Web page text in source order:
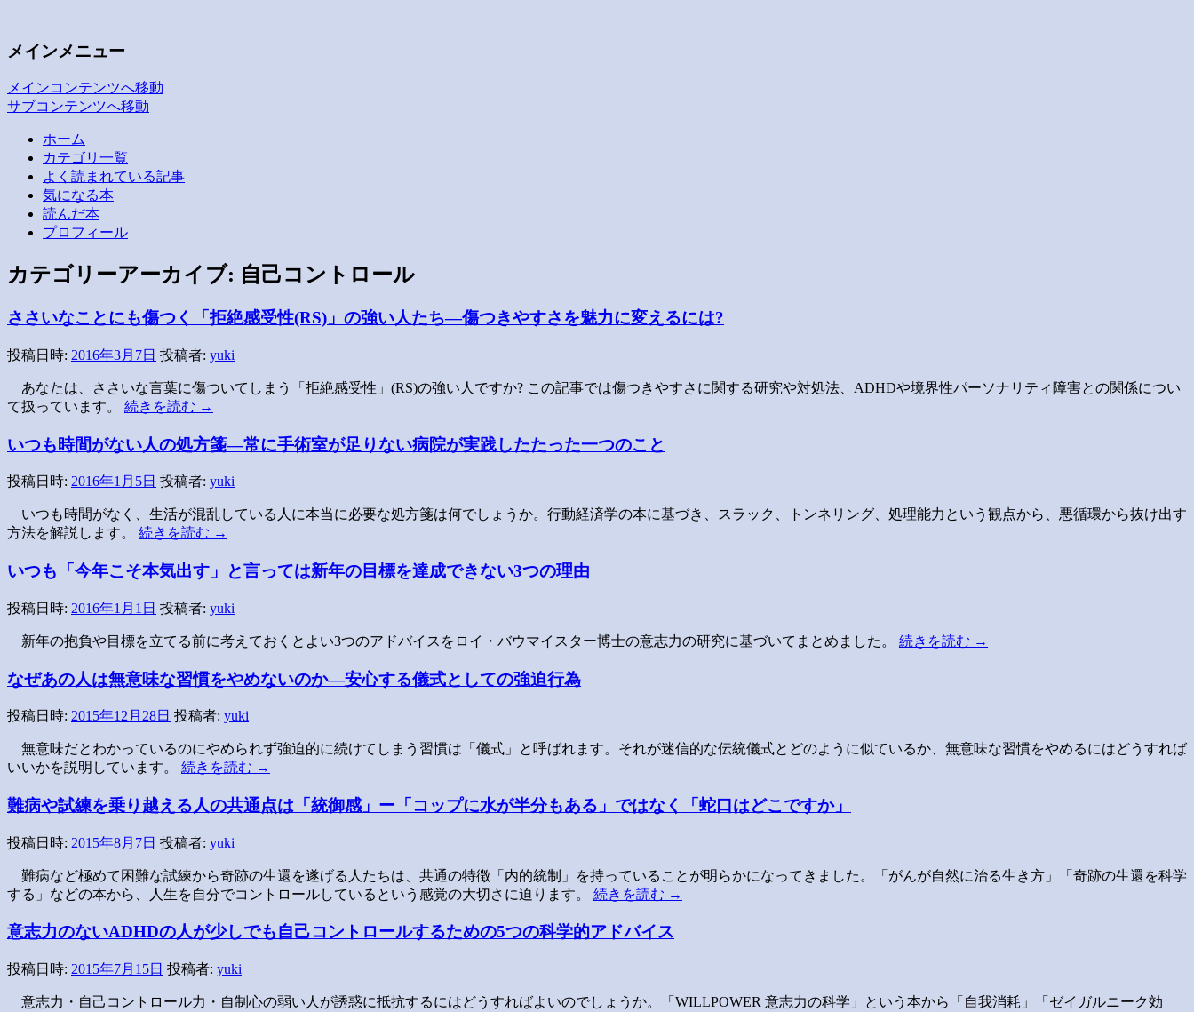
いつも空が見えるから
子どもの疲労と発達・愛着
メインメニュー
メインコンテンツへ移動
サブコンテンツへ移動
ホーム
カテゴリ一覧
よく読まれている記事
気になる本
読んだ本
プロフィール
カテゴリーアーカイブ: 自己コントロール
ささいなことにも傷つく「拒絶感受性(RS)」の強い人たち―傷つきやすさを魅力に変えるには?
投稿日時: 2016年3月7日 投稿者: yuki
あなたは、ささいな言葉に傷ついてしまう「拒絶感受性」(RS)の強い人ですか? この記事では傷つきやすさに関する研究や対処法、ADHDや境界性パーソナリティ障害との関係につい
て扱っています。 続きを読む →
いつも時間がない人の処方箋―常に手術室が足りない病院が実践したたった一つのこと
投稿日時: 2016年1月5日 投稿者: yuki
いつも時間がなく、生活が混乱している人に本当に必要な処方箋は何でしょうか。行動経済学の本に基づき、スラック、トンネリング、処理能力という観点から、悪循環から抜け出す
方法を解説します。 続きを読む →
いつも「今年こそ本気出す」と言っては新年の目標を達成できない3つの理由
投稿日時: 2016年1月1日 投稿者: yuki
新年の抱負や目標を立てる前に考えておくとよい3つのアドバイスをロイ・バウマイスター博士の意志力の研究に基づいてまとめました。 続きを読む →
なぜあの人は無意味な習慣をやめないのか―安心する儀式としての強迫行為
投稿日時: 2015年12月28日 投稿者: yuki
無意味だとわかっているのにやめられず強迫的に続けてしまう習慣は「儀式」と呼ばれます。それが迷信的な伝統儀式とどのように似ているか、無意味な習慣をやめるにはどうすれば
いいかを説明しています。 続きを読む →
難病や試練を乗り越える人の共通点は「統御感」ー「コップに水が半分もある」ではなく「蛇口はどこですか」
投稿日時: 2015年8月7日 投稿者: yuki
難病など極めて困難な試練から奇跡の生還を遂げる人たちは、共通の特徴「内的統制」を持っていることが明らかになってきました。「がんが自然に治る生き方」「奇跡の生還を科学
する」などの本から、人生を自分でコントロールしているという感覚の大切さに迫ります。 続きを読む →
意志力のないADHDの人が少しでも自己コントロールするための5つの科学的アドバイス
投稿日時: 2015年7月15日 投稿者: yuki
意志力・自己コントロール力・自制心の弱い人が誘惑に抵抗するにはどうすればよいのでしょうか。「WILLPOWER 意志力の科学」という本から「自我消耗」「ゼイガルニーク効